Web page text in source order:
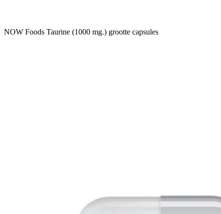
NOW Foods Taurine (1000 mg.) grootte capsules